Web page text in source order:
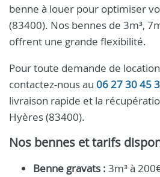
benne à louer pour optimiser
(83400). Nos bennes de 3m³,
offrent une grande flexibilité.
Pour toute demande de
contactez-nous au 06 27 30 45
livraison rapide et la
Hyères (83400).
Nos bennes et tarifs
Benne gravats : 3m³ à